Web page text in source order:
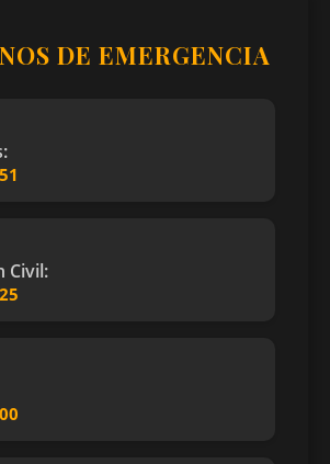
DE EMERGENCIA
Civil: